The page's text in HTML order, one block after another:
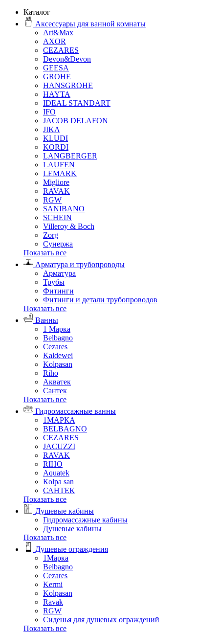
Каталог
Аксессуары для ванной комнаты
Art&Max
AXOR
CEZARES
Devon&Devon
GEESA
GROHE
HANSGROHE
HAYTA
IDEAL STANDART
IFO
JACOB DELAFON
JIKA
KLUDI
KORDI
LANGBERGER
LAUFEN
LEMARK
Migliore
RAVAK
RGW
SANIBANO
SCHEIN
Villeroy & Boch
Zorg
Сунержа
Показать все
Арматура и трубопроводы
Арматура
Трубы
Фитинги
Фитинги и детали трубопроводов
Показать все
Ванны
1 Марка
Belbagno
Cezares
Kaldewei
Kolpasan
Riho
Акватек
Сантек
Показать все
Гидромассажные ванны
1МАРКА
BELBAGNO
CEZARES
JACUZZI
RAVAK
RIHO
Аquatek
Кolpa san
САНТЕК
Показать все
Душевые кабины
Гидромассажные кабины
Душевые кабины
Показать все
Душевые ограждения
1Марка
Belbagno
Cezares
Kermi
Kolpasan
Ravak
RGW
Сиденья для душевых ограждений
Показать все